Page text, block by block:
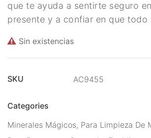
Instrumentos para el Altar
Libros y Agendas
Llamadores de Angeles,
Mano de Fátima y Ojo
Turco
que te ayuda a sentirte seguro
presente y a confiar en que todo
Sin existencias
SKU AC9455
Categories
Minerales Mágicos, Para Limpieza De